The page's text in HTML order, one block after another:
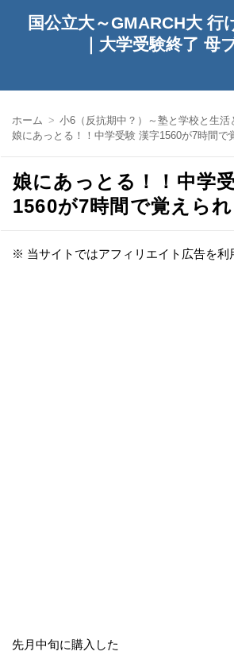
国公立大～GMARCH大 行
｜大学受験終了 母
ホーム
小6（反抗期中？）～塾と学校と生活
娘にあっとる！！中学受験 漢字1560が7時間
娘にあっとる！！中学
1560が7時間で覚えら
※ 当サイトではアフィリエイト広告を利
先月中旬に購入した